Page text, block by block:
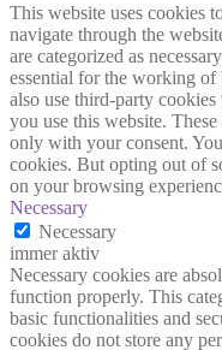
This website uses cookies
navigate through the
are categorized as
essential for the working
also use third-party
you use this website.
only with your consent.
cookies. But opting out of
on your browsing
Necessary
Necessary
immer aktiv
Necessary cookies are
function properly. This
basic functionalities and
cookies do not store any